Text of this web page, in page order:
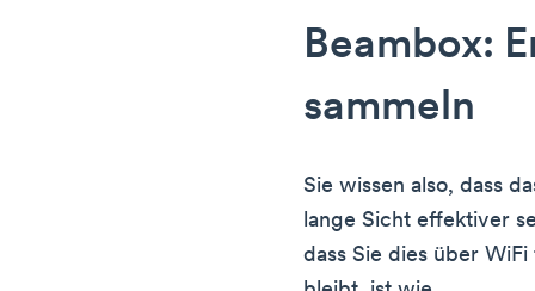
Beambox:
sammeln
Sie wissen also, dass
lange Sicht effektiver
dass Sie dies über